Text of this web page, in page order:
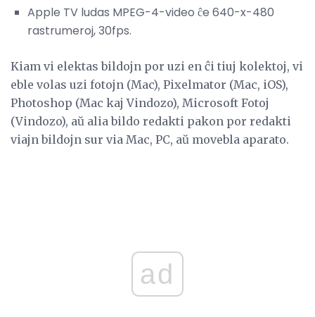
Apple TV ludas MPEG-4-video ĉe 640-x-480
rastrumeroj, 30fps.
Kiam vi elektas bildojn por uzi en ĉi tiuj kolektoj, vi
eble volas uzi fotojn (Mac), Pixelmator (Mac, iOS),
Photoshop (Mac kaj Vindozo), Microsoft Fotoj
(Vindozo), aŭ alia bildo redakti pakon por redakti
viajn bildojn sur via Mac, PC, aŭ movebla aparato.
ad